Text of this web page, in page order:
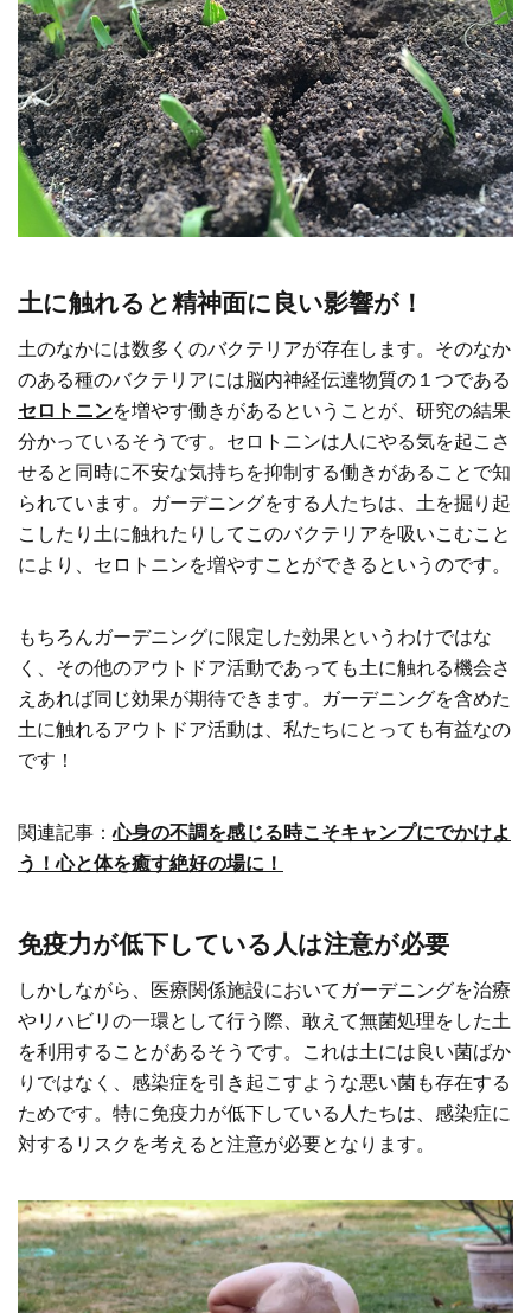
土に触れると精神面に良い影響が！
土のなかには数多くのバクテリアが存在します。そのなか
のある種のバクテリアには脳内神経伝達物質の１つである
セロトニンを増やす働きがあるということが、研究の結果
分かっているそうです。セロトニンは人にやる気を起こさ
せると同時に不安な気持ちを抑制する働きがあることで知
られています。ガーデニングをする人たちは、土を掘り起
こしたり土に触れたりしてこのバクテリアを吸いこむこと
により、セロトニンを増やすことができるというのです。
もちろんガーデニングに限定した効果というわけではな
く、その他のアウトドア活動であっても土に触れる機会さ
えあれば同じ効果が期待できます。ガーデニングを含めた
土に触れるアウトドア活動は、私たちにとっても有益なの
です！
関連記事：心身の不調を感じる時こそキャンプにでかけよ
う！心と体を癒す絶好の場に！
免疫力が低下している人は注意が必要
しかしながら、医療関係施設においてガーデニングを治療
やリハビリの一環として行う際、敢えて無菌処理をした土
を利用することがあるそうです。これは土には良い菌ばか
りではなく、感染症を引き起こすような悪い菌も存在する
ためです。特に免疫力が低下している人たちは、感染症に
対するリスクを考えると注意が必要となります。